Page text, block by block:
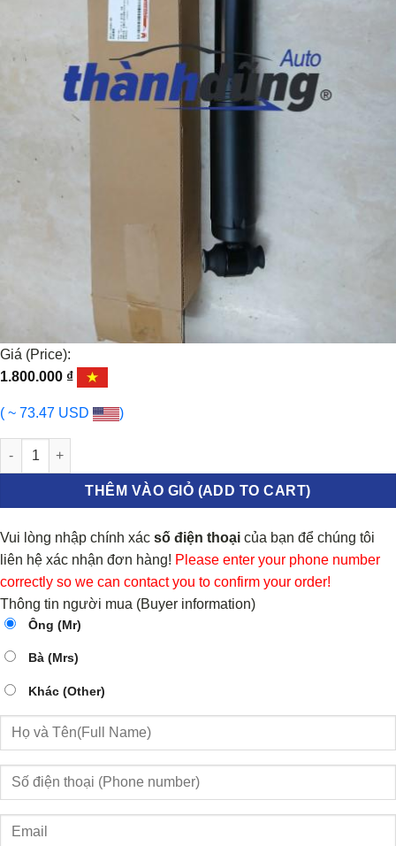
Giá (Price):
1.800.000 ₫
( ~ 73.47 USD )
PHUỘC NHÚN SAU FORD TOURNEO 2020-2025 | GK2118080BB
THÊM VÀO GIỎ (ADD TO CART)
Vui lòng nhập chính xác số điện thoại của bạn để chúng tôi
liên hệ xác nhận đơn hàng! Please enter your phone number
correctly so we can contact you to confirm your order!
Thông tin người mua (Buyer information)
Ông (Mr)
Bà (Mrs)
Khác (Other)